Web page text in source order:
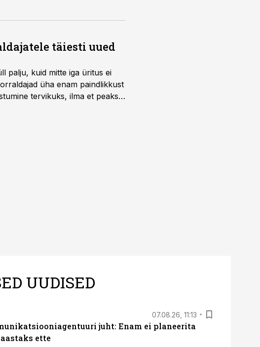
täiesti uued
palju, kuid mitte iga üritus ei
üha enam paindlikkust
tervikuks, ilma et peaks
UUDISED
07.08.26, 11:13
juht: Enam ei planeerita
ette